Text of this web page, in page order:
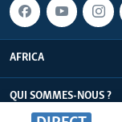
AFRICA
QUI SOMMES-NOUS ?